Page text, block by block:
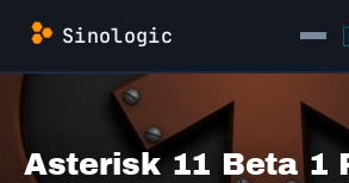
Saltar
contenido
Sinologic
Asterisk 11 Beta 1